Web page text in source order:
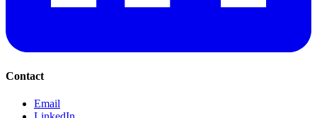
Contact
Email